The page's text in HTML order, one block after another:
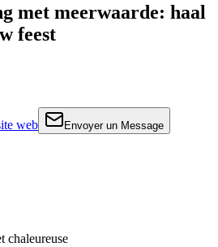
met meerwaarde: haal
feest
web
Envoyer un Message
chaleureuse